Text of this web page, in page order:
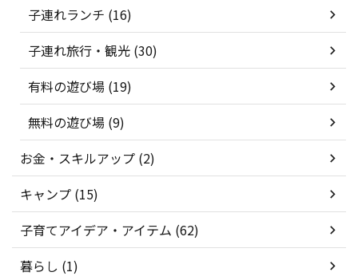
子連れランチ (16)
子連れ旅行・観光 (30)
有料の遊び場 (19)
無料の遊び場 (9)
お金・スキルアップ (2)
キャンプ (15)
子育てアイデア・アイテム (62)
暮らし (1)